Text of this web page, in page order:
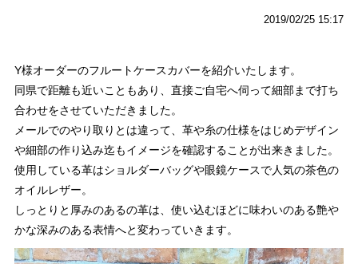
2019/02/25 15:17
Y様オーダーのフルートケースカバーを紹介いたします。
同県で距離も近いこともあり、直接ご自宅へ伺って細部まで打ち
合わせをさせていただきました。
メールでのやり取りとは違って、革や糸の仕様をはじめデザイン
や細部の作り込み迄もイメージを確認することが出来きました。
使用している革はショルダーバッグや眼鏡ケースで人気の茶色の
オイルレザー。
しっとりと厚みのあるの革は、使い込むほどに味わいのある艶や
かな深みのある表情へと変わっていきます。